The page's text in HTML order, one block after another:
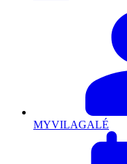
MYVILAGALÉ